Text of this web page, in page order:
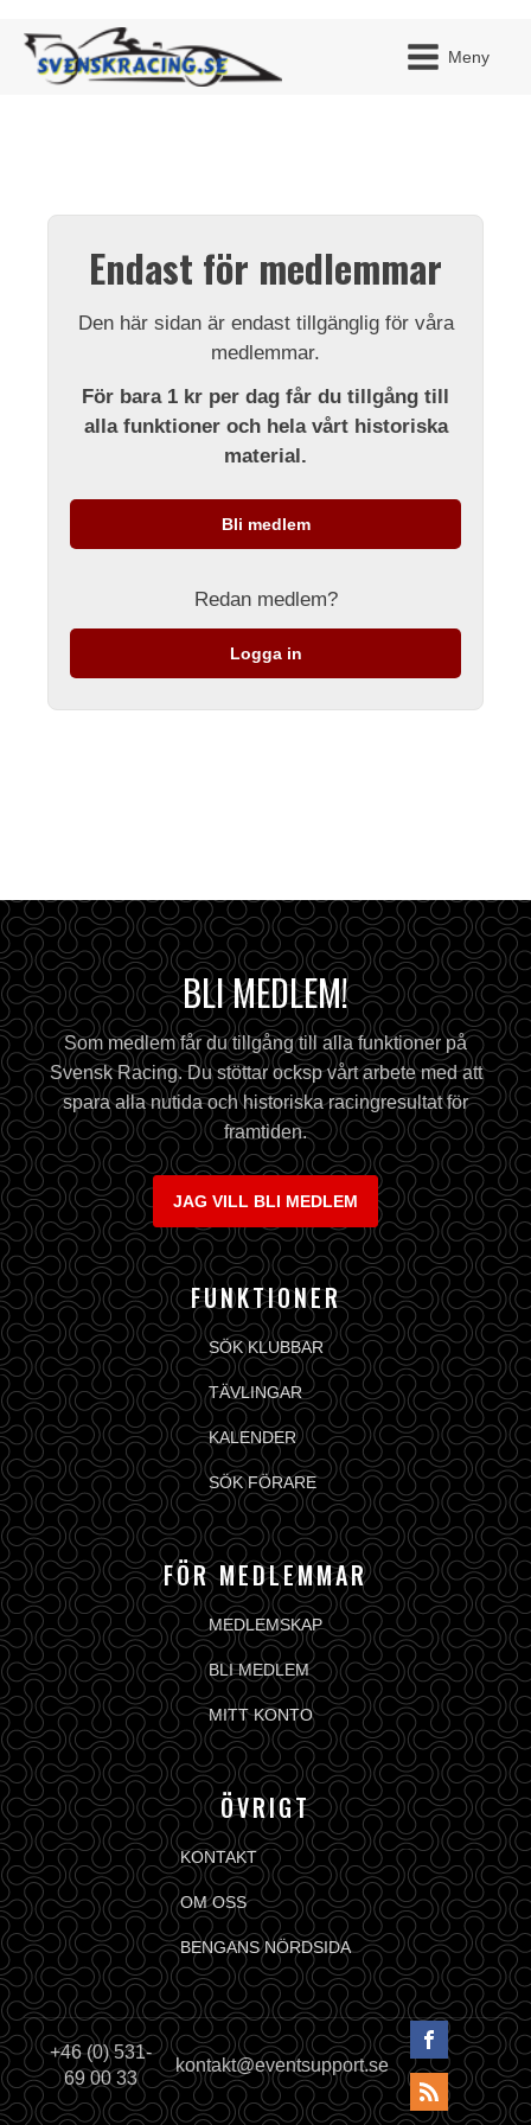
Meny
Endast för medlemmar
Den här sidan är endast tillgänglig för våra
medlemmar.
För bara 1 kr per dag får du tillgång till
alla funktioner och hela vårt historiska
material.
Bli medlem
Redan medlem?
Logga in
BLI MEDLEM!
Som medlem får du tillgång till alla funktioner på
Svensk Racing. Du stöttar ocksp vårt arbete med att
spara alla nutida och historiska racingresultat för
framtiden.
JAG VILL BLI MEDLEM
FUNKTIONER
SÖK KLUBBAR
TÄVLINGAR
KALENDER
SÖK FÖRARE
FÖR MEDLEMMAR
MEDLEMSKAP
BLI MEDLEM
MITT KONTO
ÖVRIGT
KONTAKT
OM OSS
BENGANS NÖRDSIDA
+46 (0) 531-
69 00 33
kontakt@eventsupport.se